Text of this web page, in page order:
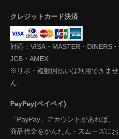
クレジットカード決済
対応：VISA・MASTER・DINERS・
JCB・AMEX
※リボ・複数回払いは利用できませ
ん
PayPay(ペイペイ)
「PayPay」アカウントがあれば、
商品代金をかんたん・スムーズにお